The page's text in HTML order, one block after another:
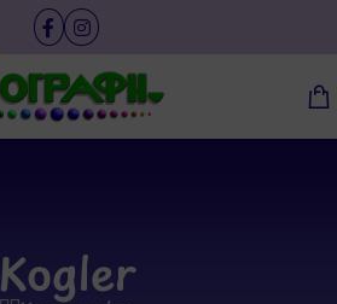
Kogler